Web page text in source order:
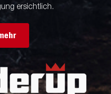
ersichtlich.